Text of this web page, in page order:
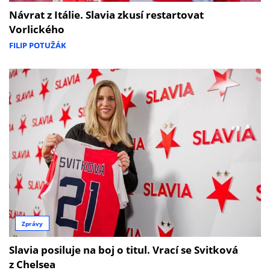
Návrat z Itálie. Slavia zkusí restartovat
Vorlického
FILIP POTUŽÁK
Zprávy
Slavia posiluje na boj o titul. Vrací se Svitková
z Chelsea